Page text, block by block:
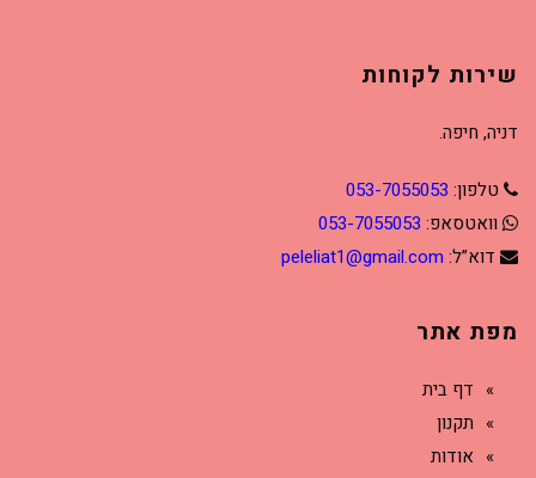
שירות לקוחות
דניה, חיפה.
טלפון: 053-7055053
וואטסאפ: 053-7055053
דוא”ל: peleliat1@gmail.com
מפת אתר
דף בית
תקנון
אודות